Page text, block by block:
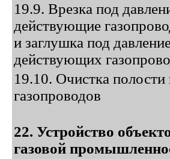
19.9. Врезка под
действующие
и заглушка под
действующих
19.10. Очистка
газопроводов
22. Устройство
газовой